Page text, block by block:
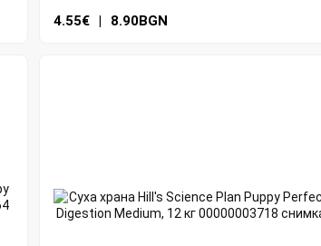
4.55€ | 8.90BGN